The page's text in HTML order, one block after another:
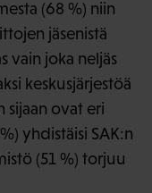
(68 %) niin
jäsenistä
vain joka neljäs
keskusjärjestöä
sijaan ovat eri
yhdistäisi SAK:n
(51 %) torjuu